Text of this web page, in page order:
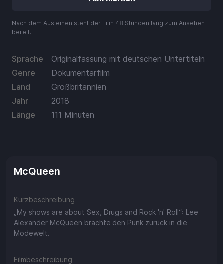
Einlösen
Nach dem Ausleihen steht der Film 48 Stunden lang zum Ansehen
bereit.
Sprache
Originalfassung mit deutschen Untertiteln
Genre
Dokumentarfilm
Land
Großbritannien
Jahr
2018
Länge
111 Minuten
McQueen
Kurzbeschreibung
„My shows are about Sex, Drugs and Rock 'n' Roll“: Lee
Alexander McQueen brachte den Punk zurück in die
Modewelt.
Filmbeschreibung